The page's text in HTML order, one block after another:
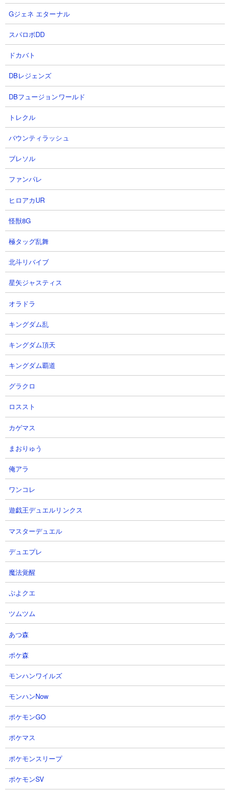
レソル#11周年
プレイステーションマン
2026.08.06 19:25（1時間前）
watawataちゃんねるさん
NIGHTMARE 虚キラー 赤 EX6 ク
リア動画 8/4~8/6 Guild Quests
[BLEACH Brave Souls]
watawataちゃんねるさん
2026.08.06 14:32（5時間前）NEW!
3
ブレソル1週間のまとめと共闘
第269回（抽選しんどくない？）
Dr.熱血さん
2026.08.06 01:12（19時間前）
5
子・雛森の千年馬酔木ガチャは引
酔木～」
さん
【今からブレソル】独り言になり
ます。(^^)
Re Makosuさん
2026.08.05 21:00（23時間前）
7
BLEACH ブレソル実況
護、6周年藍染)
8
【ブレソル】虚赤グルバトナイト
メア＆EXTRAWAVEクリア！
はとのんさん
9
part4031(グループバトル 8/4 死神
11
Gジェネ エターナル
スパロボDD
ドカバト
DBレジェンズ
DBフュージョンワールド
トレクル
バウンティラッシュ
ブレソル
ファンパレ
ヒロアカUR
怪獣8G
極タッグ乱舞
北斗リバイブ
星矢ジャスティス
オラドラ
キングダム乱
キングダム頂天
キングダム覇道
グラクロ
ロススト
カゲマス
まおりゅう
俺アラ
ワンコレ
遊戯王デュエルリンクス
マスターデュエル
デュエプレ
魔法覚醒
ぷよクエ
ツムツム
あつ森
ポケ森
モンハンワイルズ
モンハンNow
ポケモンGO
ポケマス
ポケモンスリープ
ポケモンSV